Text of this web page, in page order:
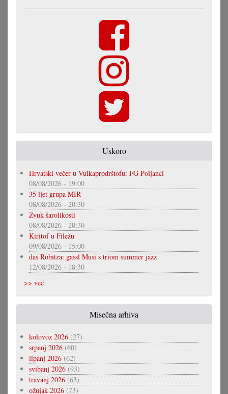
Uskoro
Hrvatski večer u Vulkaprodrštofu: FG Poljanci
08/08/2026 - 19:00
35 ljet grupa MIR
08/08/2026 - 20:30
Zvuk šarolikosti
08/08/2026 - 20:30
Kiritof u Filežu
09/08/2026 - 15:00
das Robitza: gassl Musi s triom summer jazz
12/08/2026 - 18:30
>> već
Misečna arhiva
kolovoz 2026 (27)
srpanj 2026 (60)
lipanj 2026 (62)
svibanj 2026 (93)
travanj 2026 (63)
ožujak 2026 (73)